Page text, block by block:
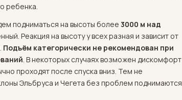
ребенка.
подниматься на высоты более 3000 м над
Реакция на высоту у всех разная и зависит от
Подъём категорически не рекомендован при
. В некоторых случаях возможен дискомфорт
проходят после спуска вниз. Тем не
Эльбруса и Чегета без проблем поднимаются